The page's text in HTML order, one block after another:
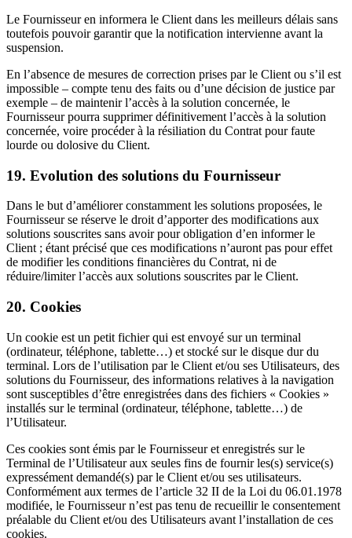
Le Fournisseur en informera le Client dans les meilleurs délais sans
toutefois pouvoir garantir que la notification intervienne avant la
suspension.
En l’absence de mesures de correction prises par le Client ou s’il est
impossible – compte tenu des faits ou d’une décision de justice par
exemple – de maintenir l’accès à la solution concernée, le
Fournisseur pourra supprimer définitivement l’accès à la solution
concernée, voire procéder à la résiliation du Contrat pour faute
lourde ou dolosive du Client.
19. Evolution des solutions du Fournisseur
Dans le but d’améliorer constamment les solutions proposées, le
Fournisseur se réserve le droit d’apporter des modifications aux
solutions souscrites sans avoir pour obligation d’en informer le
Client ; étant précisé que ces modifications n’auront pas pour effet
de modifier les conditions financières du Contrat, ni de
réduire/limiter l’accès aux solutions souscrites par le Client.
20. Cookies
Un cookie est un petit fichier qui est envoyé sur un terminal
(ordinateur, téléphone, tablette…) et stocké sur le disque dur du
terminal. Lors de l’utilisation par le Client et/ou ses Utilisateurs, des
solutions du Fournisseur, des informations relatives à la navigation
sont susceptibles d’être enregistrées dans des fichiers « Cookies »
installés sur le terminal (ordinateur, téléphone, tablette…) de
l’Utilisateur.
Ces cookies sont émis par le Fournisseur et enregistrés sur le
Terminal de l’Utilisateur aux seules fins de fournir les(s) service(s)
expressément demandé(s) par le Client et/ou ses utilisateurs.
Conformément aux termes de l’article 32 II de la Loi du 06.01.1978
modifiée, le Fournisseur n’est pas tenu de recueillir le consentement
préalable du Client et/ou des Utilisateurs avant l’installation de ces
cookies.